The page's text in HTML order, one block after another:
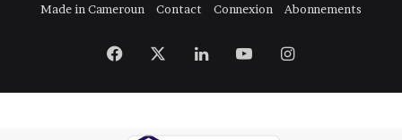
Made in Cameroun
Contact Connexion Abonnements
Facebook LinkedinYouTubeInstagram